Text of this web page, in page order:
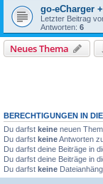
go-eCharger
Letzter Beitrag
Antworten: 6
Neues Thema
BERECHTIGUNGEN IN
Du darfst keine neuen
Du darfst keineAntworten
Du darfst deine Beiträge in
Du darfst deine Beiträge in
Du darfst keine